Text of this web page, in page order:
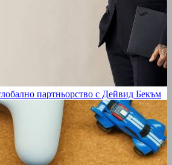
партньорство с Дейвид Бекъм